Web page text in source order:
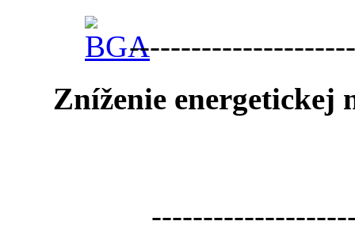
Zníženie energetickej